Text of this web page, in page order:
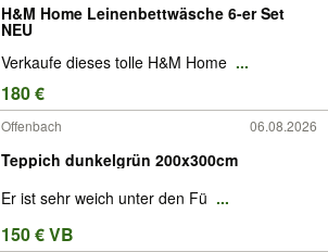
H&M Home Leinenbettwäsche 6-er Set
NEU
Verkaufe dieses tolle H&M Home ...
180 €
Offenbach 06.08.2026
Teppich dunkelgrün 200x300cm
Er ist sehr weich unter den Fü ...
150 € VB